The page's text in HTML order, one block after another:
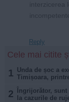
Reply
Cele mai citite
1
Unda de șoc a
Timișoara,
2
Îngrijorător,
la cazurile de